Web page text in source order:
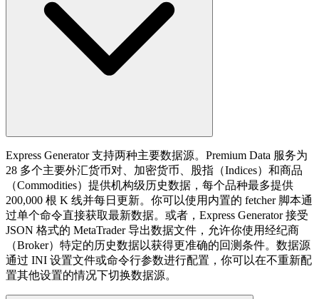
Express Generator 支持两种主要数据源。Premium Data 服务为
28 多个主要外汇货币对、加密货币、股指（Indices）和商品
（Commodities）提供机构级历史数据，每个品种最多提供
200,000 根 K 线并每日更新。你可以使用内置的 fetcher 脚本通
过单个命令直接获取最新数据。或者，Express Generator 接受
JSON 格式的 MetaTrader 导出数据文件，允许你使用经纪商
（Broker）特定的历史数据以获得更准确的回测条件。数据源
通过 INI 设置文件或命令行参数进行配置，你可以在不重新配
置其他设置的情况下切换数据源。